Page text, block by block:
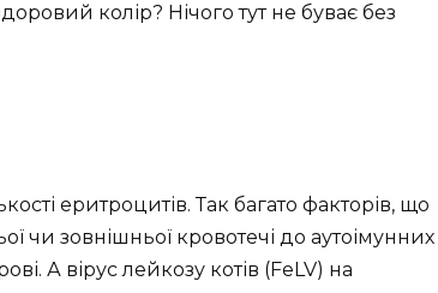
колір? Нічого тут не буває без
еритроцитів. Так багато факторів, що
чи зовнішньої кровотечі до аутоімунних
А вірус лейкозу котів (FeLV) на